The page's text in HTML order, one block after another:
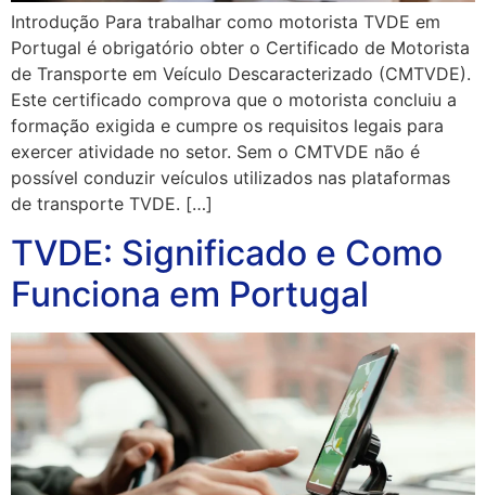
Introdução Para trabalhar como motorista TVDE em
Portugal é obrigatório obter o Certificado de Motorista
de Transporte em Veículo Descaracterizado (CMTVDE).
Este certificado comprova que o motorista concluiu a
formação exigida e cumpre os requisitos legais para
exercer atividade no setor. Sem o CMTVDE não é
possível conduzir veículos utilizados nas plataformas
de transporte TVDE. […]
TVDE: Significado e Como
Funciona em Portugal